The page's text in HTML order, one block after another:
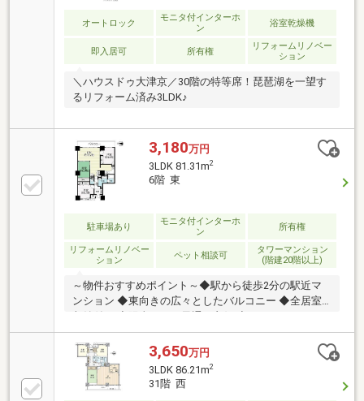
オートロック
モニタ付インターホ
ン
浴室乾燥機
即入居可 所有権
リフォームリノベー
ション
＼ハウスドゥ大津京／30階の特等席！琵琶湖を一望す
るリフォーム済み3LDK♪
3,180万円
3LDK 81.31m2
6階 東
駐車場あり
モニタ付インターホ
ン
所有権
リフォームリノベー
ション
ペット相談可
タワーマンション
(階建20階以上)
～物件おすすめポイント～◆駅から徒歩2分の駅近マ
ンション ◆東向きの広々としたバルコニー ◆全居室
防犯カメラ付きで防犯設備充実 ◆ペット飼育可
◎◇――――――――――――――――――◇～周辺環境～・
valor(バロー) 茶が崎店 …約420ｍ(徒歩6分)・業務ス
ーパー 西大津店 …約560ｍ(徒歩7分)・ファミリーマ
ート 大津京駅前店 …約81ｍ(徒歩2
3,650万円
3LDK 86.21m2
31階 西